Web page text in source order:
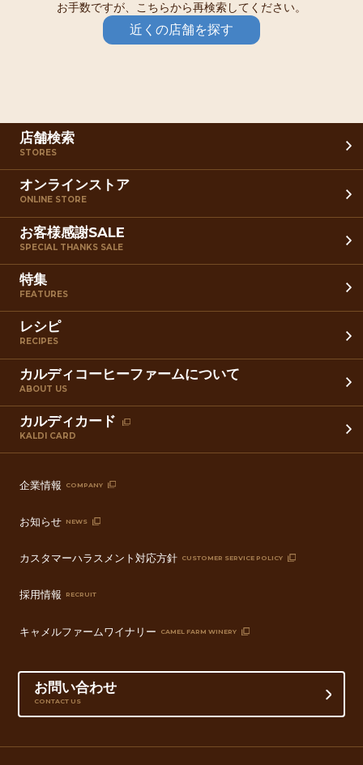
お手数ですが、こちらから再検索してください。
近くの店舗を探す
店舗検索
STORES
オンラインストア
ONLINE STORE
お客様感謝SALE
SPECIAL THANKS SALE
特集
FEATURES
レシピ
RECIPES
カルディコーヒーファームについて
ABOUT US
カルディカード
KALDI CARD
企業情報 COMPANY
お知らせ NEWS
カスタマーハラスメント対応方針 CUSTOMER SERVICE POLICY
採用情報 RECRUIT
キャメルファームワイナリー CAMEL FARM WINERY
お問い合わせ
CONTACT US